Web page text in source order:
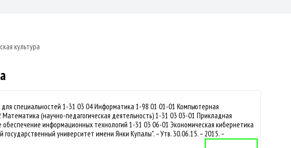
культура
специальностей 1-31 03 04 Информатика 1-98 01 01-01 Компьютерная
(научно-педагогическая деятельность) 1-31 03 03-01 Прикладная
информационных технологий 1-31 03 06-01 Экономическая кибернетика
университет имени Янки Купалы". – Утв. 30.06.15. – 2015. –